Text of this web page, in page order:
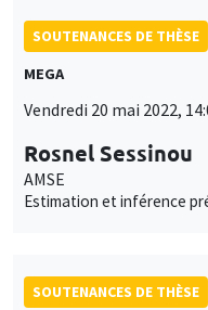
SOUTENANCES DE THÈSE
MEGA
Vendredi 20 mai 2022,
Rosnel Sessinou
AMSE
Estimation et inférence
SOUTENANCES DE THÈSE